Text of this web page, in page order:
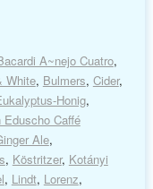
A~nejo Cuatro,
White, Bulmers, Cider,
Honig,
Eduscho Caffé
Ale,
, Köstritzer, Kotányi
, Lindt, Lorenz,